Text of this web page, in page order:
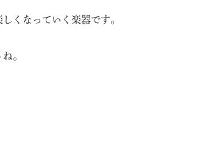
くなっていく楽器です。
。